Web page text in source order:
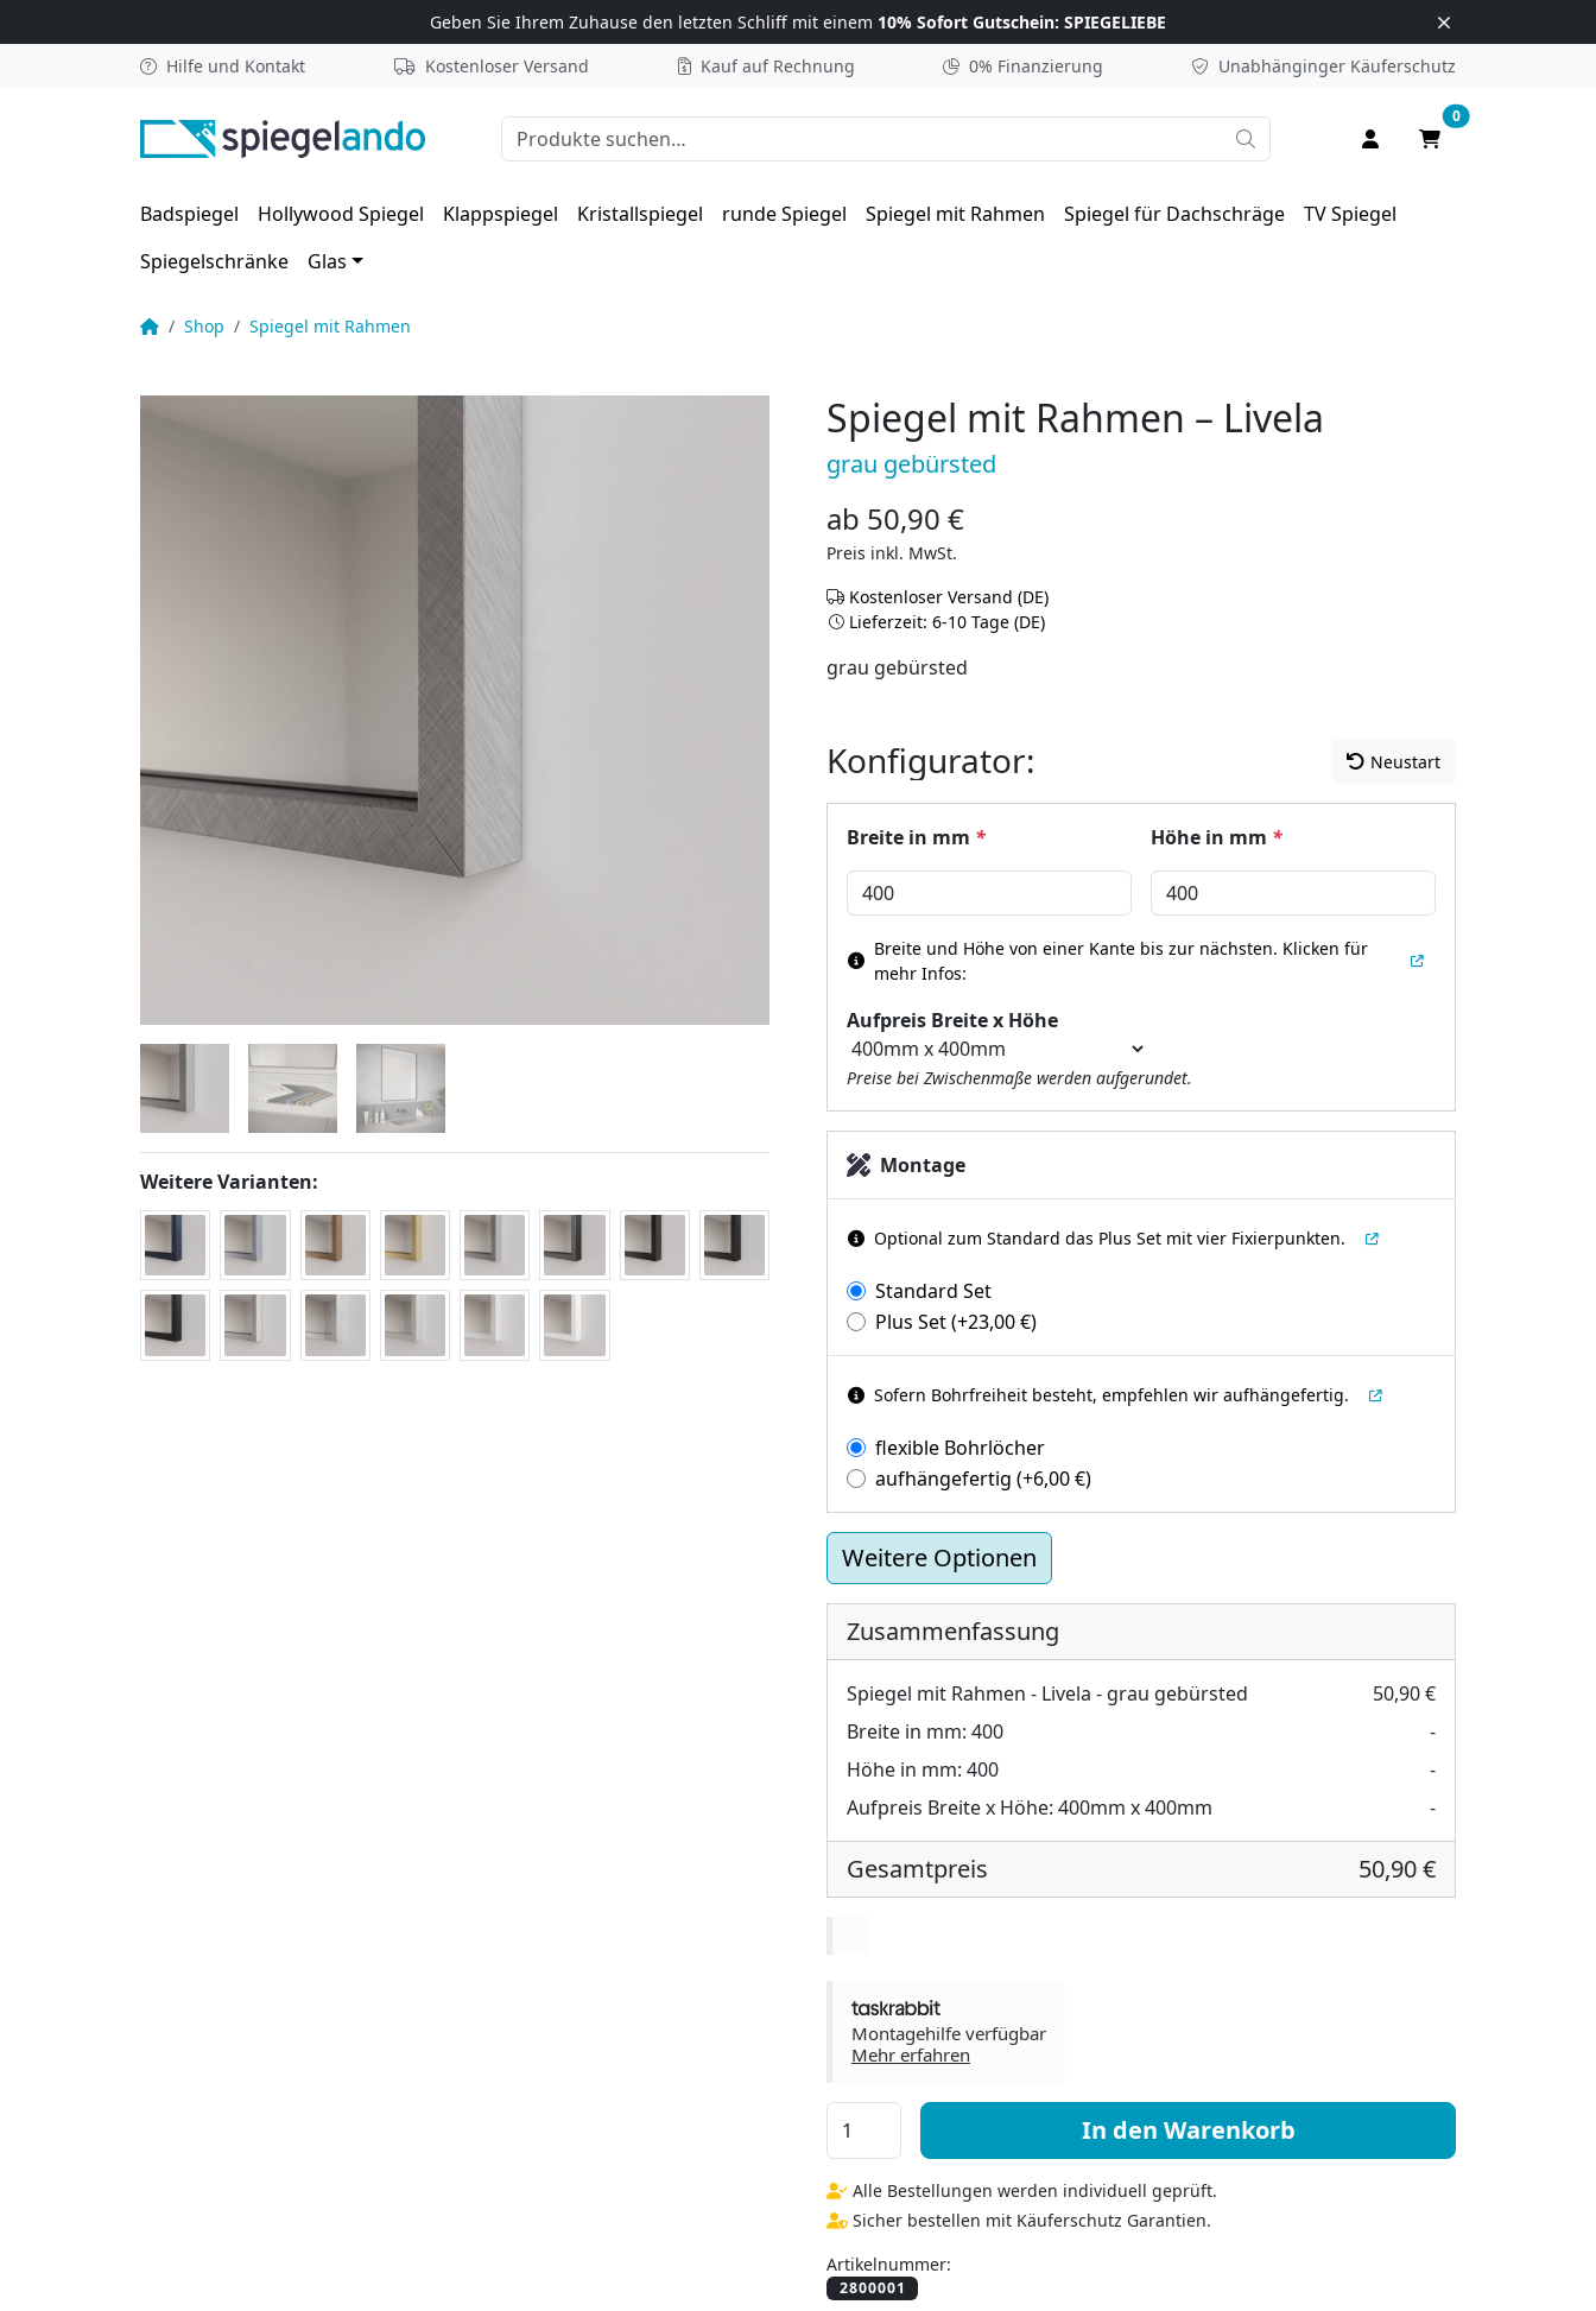
Geben Sie Ihrem Zuhause den letzten Schliff mit einem 10% Sofort Gutschein: SPIEGELIEBE
Hilfe und Kontakt
Kostenloser Versand Kauf auf Rechnung 0% Finanzierung Unabhänginger Käuferschutz
Suche nach: Suche Anmelden / Registrieren
Warenkorb
0
Badspiegel Hollywood Spiegel Klappspiegel Kristallspiegel runde Spiegel Spiegel mit Rahmen Spiegel für Dachschräge
TV Spiegel
Spiegelschränke
Glas
Startseite
Shop Spiegel mit Rahmen
Spiegel mit Rahmen – Livela
Weitere Varianten:
Spiegel mit Rahmen – Livela
grau gebürsted
ab 50,90 €
Preis inkl. MwSt.
Kostenloser Versand (DE)
Lieferzeit: 6-10 Tage (DE)
Spiegel mit Rahmen in
grau gebürsted
Konfigurator: Neustart
Breite in mm * Höhe in mm *
Aufpreis Breite x Höhe
Breite und Höhe von einer Kante bis zur nächsten. Klicken für
mehr Infos:
Preise bei Zwischenmaße werden aufgerundet.
Montage
Optional zum Standard das Plus Set mit vier Fixierpunkten.
Standard Set
Plus Set(+23,00€)
Sofern Bohrfreiheit besteht, empfehlen wir aufhängefertig.
flexible Bohrlöcher
aufhängefertig (+6,00€)
Weitere Optionen
Zusammenfassung
Spiegel mit Rahmen - Livela - grau gebürsted
50,90 €
Breite in mm: 400
-
Höhe in mm: 400
-
Aufpreis Breite x Höhe: 400mm x 400mm -
Gesamtpreis 50,90 €
Montagehilfe verfügbar
Mehr erfahren
Spiegel mit Rahmen - Livela MengeIn den Warenkorb
Alle Bestellungen werden individuell geprüft.
Sicher bestellen mit Käuferschutz Garantien.
Artikelnummer: